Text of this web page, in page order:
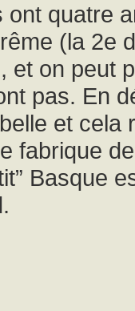
ont quatre
(la 2e
et on peut
pas. En
et cela
fabrique
Basque